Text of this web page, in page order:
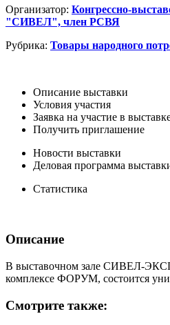
Организатор: Конгрессно-
"СИВЕЛ", член РСВЯ
Рубрика: Товары народного
Описание выставки
Условия участия
Заявка на участие в
Получить приглашение
Новости выставки
Деловая программа
Статистика
Описание
В выставочном зале СИВЕЛ-
комплексе ФОРУМ, состоится
Смотрите также: